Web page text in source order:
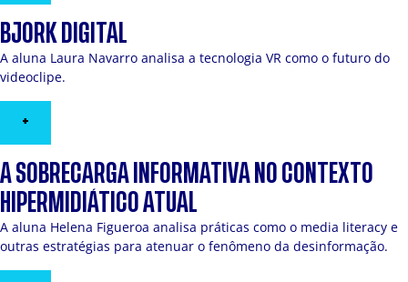
BJORK DIGITAL
A aluna Laura Navarro analisa a tecnologia VR como o futuro do
videoclipe.
+
A SOBRECARGA INFORMATIVA NO CONTEXTO
HIPERMIDIÁTICO ATUAL
A aluna Helena Figueroa analisa práticas como o media literacy e
outras estratégias para atenuar o fenômeno da desinformação.